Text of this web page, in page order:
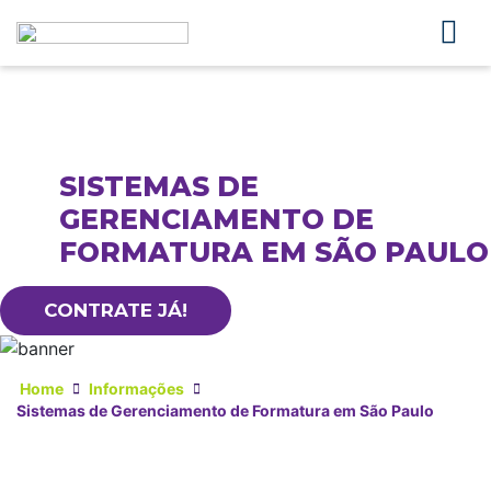
SISTEMAS DE
GERENCIAMENTO DE
FORMATURA EM SÃO PAULO
CONTRATE JÁ!
Home
Informações
Sistemas de Gerenciamento de Formatura em São Paulo